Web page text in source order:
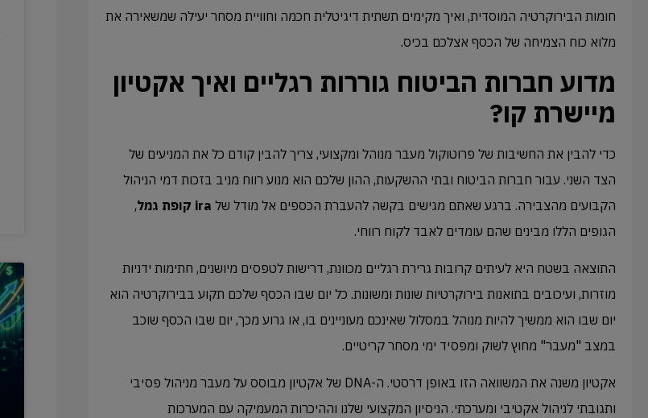
חומות הבירוקרטיה המוסדית, ואיך מקימים תשתית דיגיטלית חכמה וחוויית מסחר יעילה שמשאירה את
מלוא כוח הצמיחה של הכסף אצלכם בכיס.
מדוע חברות הביטוח גוררות רגליים ואיך אקטיון
מיישרת קו?
כדי להבין את החשיבות של פרוטוקול מעבר מנוהל ומקצועי, צריך להבין קודם כל את המניעים של
הצד השני. עבור חברות הביטוח ובתי ההשקעות, ההון שלכם הוא מנוע רווח מניב בזכות דמי הניהול
הקבועים מהצבירה. ברגע שאתם מגישים בקשה להעברת הכספים אל מודל של ira קופת גמל
,
הגופים הללו מבינים שהם עומדים לאבד לקוח רווחי.
התוצאה בשטח היא לעיתים קרובות גרירת רגליים מכוונת, דרישות לטפסים מיושנים, חתימות ידניות
מוזרות, ועיכובים בתואנות בירוקרטיות שונות ומשונות. כל יום שבו הכסף שלכם תקוע בבירוקרטיה הוא
יום שבו הוא ממשיך להיות מנוהל במסלול שאינכם מעוניינים בו, או גרוע מכך, יום שבו הכסף שוכב
במצב "מעבר" מחוץ לשוק ומפסיד ימי מסחר קריטיים.
אקטיון משנה את המשוואה הזו באופן דרסטי. ה-DNA של אקטיון מבוסס על מעבר מניהול פסיבי
ותגובתי לניהול אקטיבי ומערכתי. הניסיון המקצועי שלנו וההיכרות המעמיקה עם המערכות